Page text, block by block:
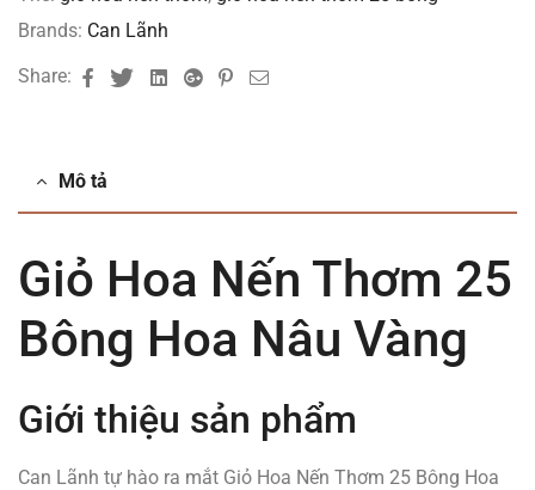
Brands: Can Lãnh
Share:
FacebookTwitterLinkedinGoogle+Pinterest
Email
Mô tả
Giỏ Hoa Nến Thơm 25
Bông Hoa Nâu Vàng
Giới thiệu sản phẩm
Can Lãnh tự hào ra mắt Giỏ Hoa Nến Thơm 25 Bông Hoa